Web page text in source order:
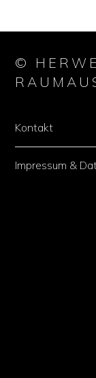
©
Kontakt
Impressum &